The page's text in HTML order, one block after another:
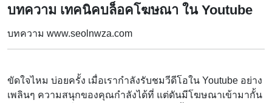
บทความ เทคนิคบล็อคโฆษณา ใน Youtube
บทความ www.seolnwza.com
ขัดใจไหม บ่อยครั้ง เมื่อเรากำลังรับชมวีดีโอใน Youtube อย่าง
เพลินๆ ความสนุกของคุณกำลังได้ที่ แต่ดันมีโฆษณาเข้ามากั้น